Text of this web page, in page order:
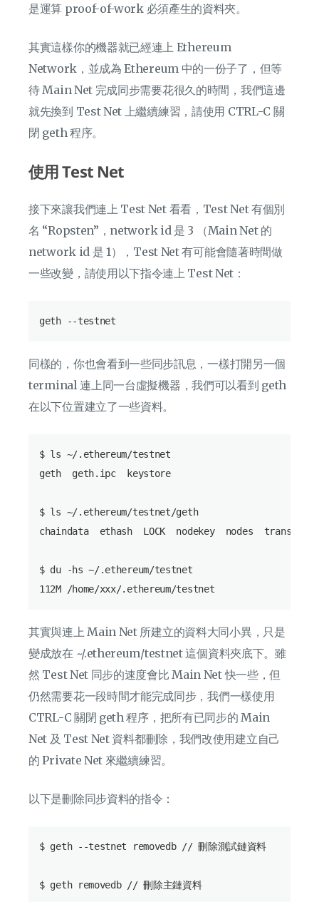
是運算 proof-of-work 必須產生的資料夾。
其實這樣你的機器就已經連上 Ethereum
Network，並成為 Ethereum 中的一份子了，但等
待 Main Net 完成同步需要花很久的時間，我們這邊
就先換到 Test Net 上繼續練習，請使用 CTRL-C 關
閉 geth 程序。
使用 Test Net
接下來讓我們連上 Test Net 看看，Test Net 有個別
名 “Ropsten”，network id 是 3 （Main Net 的
network id 是 1），Test Net 有可能會隨著時間做
一些改變，請使用以下指令連上 Test Net：
同樣的，你也會看到一些同步訊息，一樣打開另一個
terminal 連上同一台虛擬機器，我們可以看到 geth
在以下位置建立了一些資料。
$ ls ~/.ethereum/testnet
geth  geth.ipc  keystore
$ ls ~/.ethereum/testnet/geth
chaindata  ethash  LOCK  nodekey  nodes
$ du -hs ~/.ethereum/testnet
其實與連上 Main Net 所建立的資料大同小異，只是
變成放在 ~/.ethereum/testnet 這個資料夾底下。雖
然 Test Net 同步的速度會比 Main Net 快一些，但
仍然需要花一段時間才能完成同步，我們一樣使用
CTRL-C 關閉 geth 程序，把所有已同步的 Main
Net 及 Test Net 資料都刪除，我們改使用建立自己
的 Private Net 來繼續練習。
以下是刪除同步資料的指令：
$ geth --testnet removedb // 刪除測試鏈資料
$ geth removedb // 刪除主鏈資料